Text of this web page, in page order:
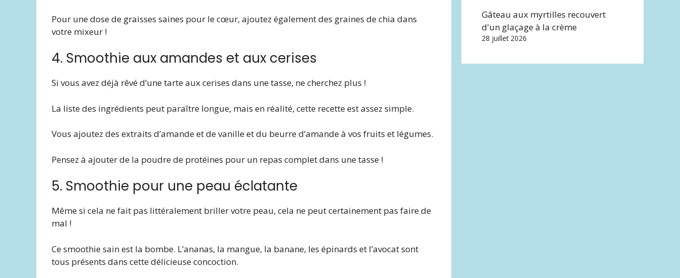
Pour une dose de graisses saines pour le cœur, ajoutez également des graines de chia dans
votre mixeur !
4. Smoothie aux amandes et aux cerises
Si vous avez déjà rêvé d’une tarte aux cerises dans une tasse, ne cherchez plus !
La liste des ingrédients peut paraître longue, mais en réalité, cette recette est assez simple.
Vous ajoutez des extraits d’amande et de vanille et du beurre d’amande à vos fruits et légumes.
Pensez à ajouter de la poudre de protéines pour un repas complet dans une tasse !
5. Smoothie pour une peau éclatante
Même si cela ne fait pas littéralement briller votre peau, cela ne peut certainement pas faire de
mal !
Ce smoothie sain est la bombe. L’ananas, la mangue, la banane, les épinards et l’avocat sont
tous présents dans cette délicieuse concoction.
Gâteau aux myrtilles recouvert
d'un glaçage à la crème
28 juillet 2026